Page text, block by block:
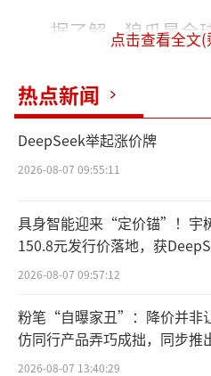
据了解，狼爪是全
因（Idstein），其市场
爪产品以功能性出色、
闻名遐迩，应用场景涵
以及露营。
安踏集团董事局主
运动消费市场正呈现出
消费者对运动场景、细
需求。安踏集团始终
全球化’战略不动摇。
牌能够加入集团多品牌
点击查看全文(
热点新闻
DeepSeek举起涨价牌
2026-08-07 09:55:11
具身智能迎来“定价锚”！宇
150.8元发行价落地，获
华战配加持
2026-08-07 09:57:12
粉笔“自曝家丑”：降价并非
仿同行产品弄巧成拙，同步推
员退费方案
2026-08-07 13:40:29